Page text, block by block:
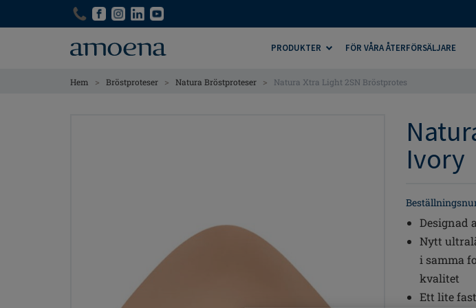
PRODUKTER FÖR VÅRA ÅTERFÖRSÄLJARE
Hem > Bröstproteser > Natura Bröstproteser > Natura Xtra Light 2SN Bröstprotes
Ivory
Designad
Nytt
i samma
kvalitet
Ett lite